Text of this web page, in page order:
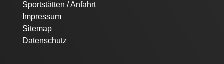
Sportstätten / Anfahrt
Impressum
Sitemap
Datenschutz